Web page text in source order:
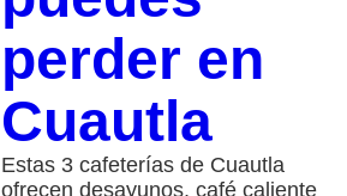
perder en
Cuautla
Estas 3 cafeterías de Cuautla
ofrecen desayunos, café caliente